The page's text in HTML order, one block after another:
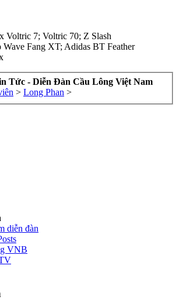
Voltric 7; Voltric 70; Z Slash
Wave Fang XT; Adidas BT Feather
Tức - Diễn Đàn Cầu Lông Việt Nam
> Long Phan >
diễn đàn
VNB